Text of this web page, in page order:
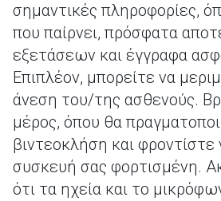
σημαντικές πληροφορίες,
που παίρνει, πρόσφατα
εξετάσεων και έγγραφα
Επιπλέον, μπορείτε να
άνεση του/της ασθενούς.
μέρος, όπου θα
βιντεοκλήση και φροντίστε
συσκευή σας φορτισμένη.
ότι τα ηχεία και το